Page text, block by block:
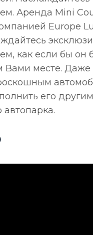
Аренда Mini
Europe
как если бы
Вами месте.
его